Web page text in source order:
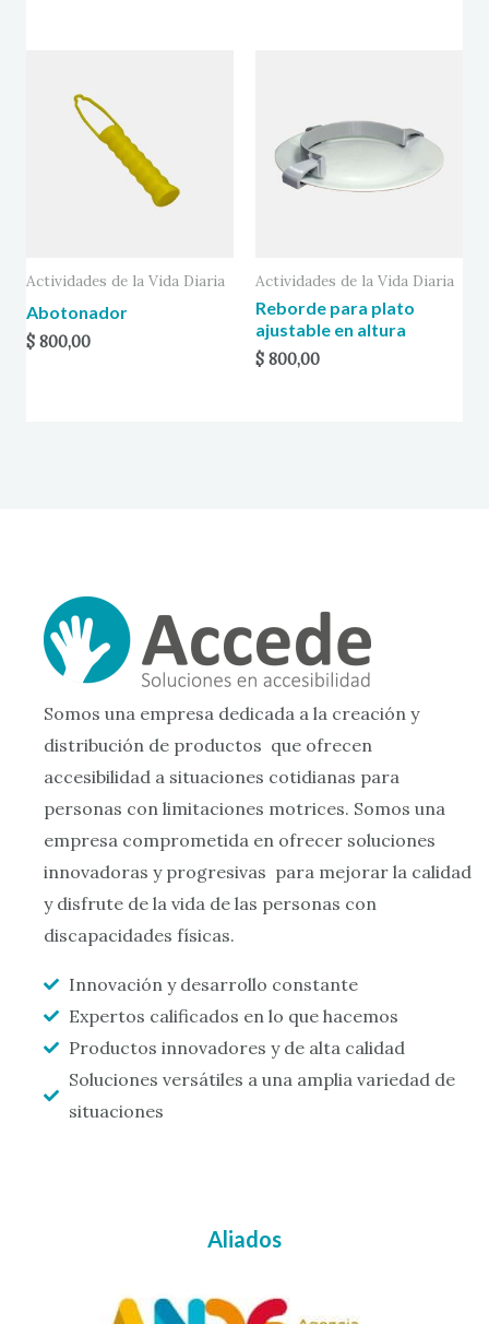
Actividades de la Vida Diaria
Abotonador
$ 800,00
Actividades de la Vida Diaria
Reborde para plato
ajustable en altura
$ 800,00
Somos una empresa dedicada a la creación y
distribución de productos que ofrecen
accesibilidad a situaciones cotidianas para
personas con limitaciones motrices. Somos una
empresa comprometida en ofrecer soluciones
innovadoras y progresivas para mejorar la calidad
y disfrute de la vida de las personas con
discapacidades físicas.
Innovación y desarrollo constante
Expertos calificados en lo que hacemos
Productos innovadores y de alta calidad
Soluciones versátiles a una amplia variedad de
situaciones
Aliados